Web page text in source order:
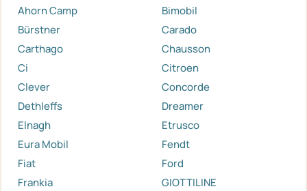
Ahorn Camp
Bimobil
Bürstner
Carado
Carthago
Chausson
Ci
Citroen
Clever
Concorde
Dethleffs
Dreamer
Elnagh
Etrusco
Eura Mobil
Fendt
Fiat
Ford
Frankia
GIOTTILINE